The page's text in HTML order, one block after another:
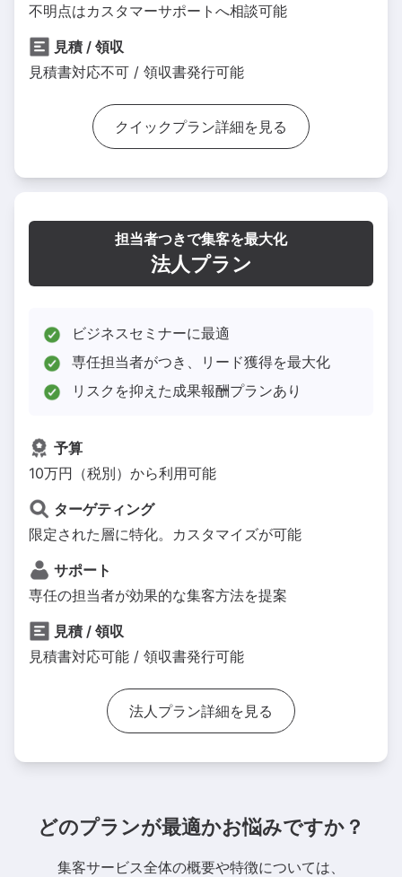
不明点はカスタマーサポートへ相談可能
見積 / 領収
見積書対応不可 / 領収書発行可能
クイックプラン詳細を見る
担当者つきで集客を最大化
法人プラン
ビジネスセミナーに最適
専任担当者がつき、リード獲得を最大化
リスクを抑えた成果報酬プランあり
予算
10万円（税別）から利用可能
ターゲティング
限定された層に特化。カスタマイズが可能
サポート
専任の担当者が効果的な集客方法を提案
見積 / 領収
見積書対応可能 / 領収書発行可能
法人プラン詳細を見る
どのプランが最適かお悩みですか？
集客サービス全体の概要や特徴については、